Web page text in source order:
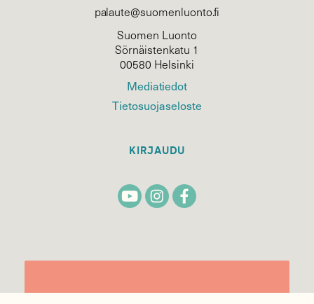
palaute@suomenluonto.fi
Suomen Luonto
Sörnäistenkatu 1
00580 Helsinki
Mediatiedot
Tietosuojaseloste
KIRJAUDU